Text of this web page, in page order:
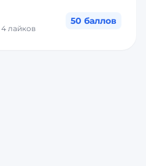
4 лайков
50 баллов